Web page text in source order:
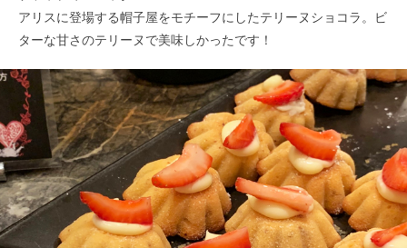
アリスに登場する帽子屋をモチーフにしたテリーヌショコラ。ビ
ターな甘さのテリーヌで美味しかったです！